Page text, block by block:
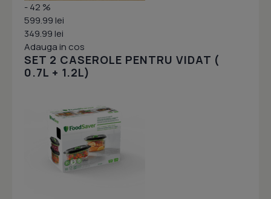
- 42 %
599.99 lei
349.99 lei
Adauga in cos
SET 2 CASEROLE PENTRU VIDAT (
0.7L + 1.2L)